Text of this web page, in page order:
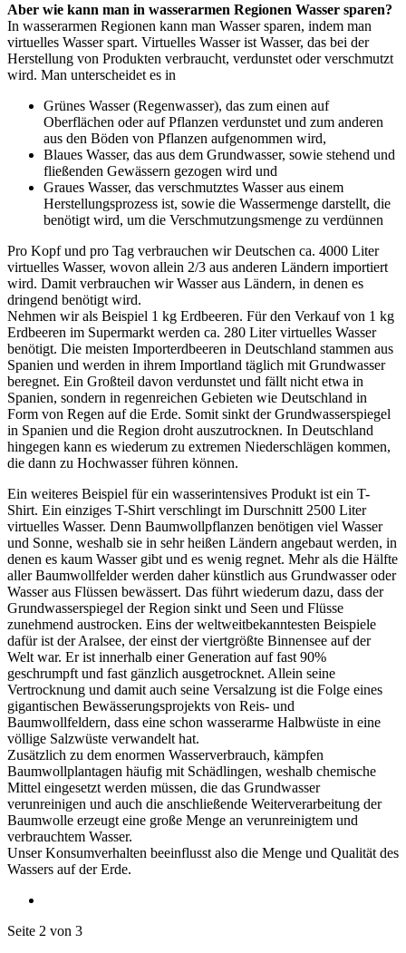
Aber wie kann man in wasserarmen Regionen Wasser sparen?
In wasserarmen Regionen kann man Wasser sparen, indem man
virtuelles Wasser spart. Virtuelles Wasser ist Wasser, das bei der
Herstellung von Produkten verbraucht, verdunstet oder verschmutzt
wird. Man unterscheidet es in
Grünes Wasser (Regenwasser), das zum einen auf
Oberflächen oder auf Pflanzen verdunstet und zum anderen
aus den Böden von Pflanzen aufgenommen wird,
Blaues Wasser, das aus dem Grundwasser, sowie stehend und
fließenden Gewässern gezogen wird und
Graues Wasser, das verschmutztes Wasser aus einem
Herstellungsprozess ist, sowie die Wassermenge darstellt, die
benötigt wird, um die Verschmutzungsmenge zu verdünnen
Pro Kopf und pro Tag verbrauchen wir Deutschen ca. 4000 Liter
virtuelles Wasser, wovon allein 2/3 aus anderen Ländern importiert
wird. Damit verbrauchen wir Wasser aus Ländern, in denen es
dringend benötigt wird.
Nehmen wir als Beispiel 1 kg Erdbeeren. Für den Verkauf von 1 kg
Erdbeeren im Supermarkt werden ca. 280 Liter virtuelles Wasser
benötigt. Die meisten Importerdbeeren in Deutschland stammen aus
Spanien und werden in ihrem Importland täglich mit Grundwasser
beregnet. Ein Großteil davon verdunstet und fällt nicht etwa in
Spanien, sondern in regenreichen Gebieten wie Deutschland in
Form von Regen auf die Erde. Somit sinkt der Grundwasserspiegel
in Spanien und die Region droht auszutrocknen. In Deutschland
hingegen kann es wiederum zu extremen Niederschlägen kommen,
die dann zu Hochwasser führen können.
Ein weiteres Beispiel für ein wasserintensives Produkt ist ein T-
Shirt. Ein einziges T-Shirt verschlingt im Durschnitt 2500 Liter
virtuelles Wasser. Denn Baumwollpflanzen benötigen viel Wasser
und Sonne, weshalb sie in sehr heißen Ländern angebaut werden, in
denen es kaum Wasser gibt und es wenig regnet. Mehr als die Hälfte
aller Baumwollfelder werden daher künstlich aus Grundwasser oder
Wasser aus Flüssen bewässert. Das führt wiederum dazu, dass der
Grundwasserspiegel der Region sinkt und Seen und Flüsse
zunehmend austrocken. Eins der weltweitbekanntesten Beispiele
dafür ist der Aralsee, der einst der viertgrößte Binnensee auf der
Welt war. Er ist innerhalb einer Generation auf fast 90%
geschrumpft und fast gänzlich ausgetrocknet. Allein seine
Vertrocknung und damit auch seine Versalzung ist die Folge eines
gigantischen Bewässerungsprojekts von Reis- und
Baumwollfeldern, dass eine schon wasserarme Halbwüste in eine
völlige Salzwüste verwandelt hat.
Zusätzlich zu dem enormen Wasserverbrauch, kämpfen
Baumwollplantagen häufig mit Schädlingen, weshalb chemische
Mittel eingesetzt werden müssen, die das Grundwasser
verunreinigen und auch die anschließende Weiterverarbeitung der
Baumwolle erzeugt eine große Menge an verunreinigtem und
verbrauchtem Wasser.
Unser Konsumverhalten beeinflusst also die Menge und Qualität des
Wassers auf der Erde.
Seite 2 von 3